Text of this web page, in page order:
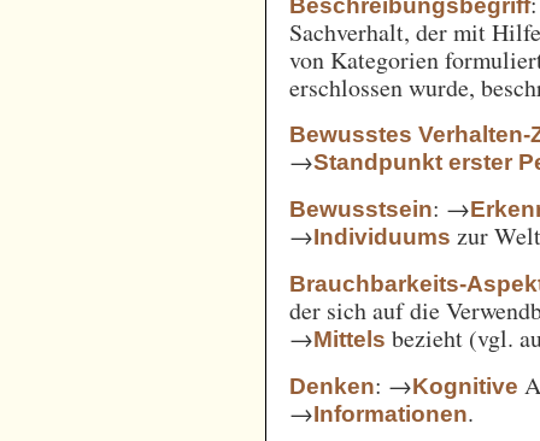
Sachverhalt, der mit
von Kategorien
erschlossen wurde,
Bewusstes Verhalten-
→Standpunkt erster
Bewusstsein: →
→Individuums zur
Brauchbarkeits-
der sich auf die
→Mittels bezieht (vgl.
Denken: →Kognitive
→Informationen.